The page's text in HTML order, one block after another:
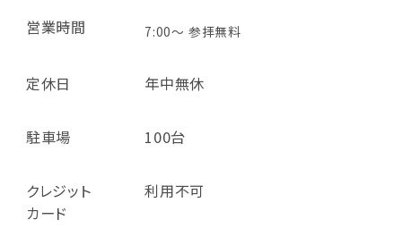
営業時間 7:00～ 参拝無料
定休日 年中無休
駐車場 100台
クレジット
カード
利用不可